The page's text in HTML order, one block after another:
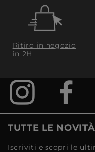
Ritiro in negozio
in 2H
TUTTE LE
Iscriviti e scopri le